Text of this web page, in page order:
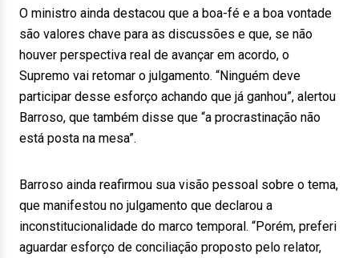
O ministro ainda destacou que a boa-fé e a boa vontade
são valores chave para as discussões e que, se não
houver perspectiva real de avançar em acordo, o
Supremo vai retomar o julgamento. “Ninguém deve
participar desse esforço achando que já ganhou”, alertou
Barroso, que também disse que “a procrastinação não
está posta na mesa”.
Barroso ainda reafirmou sua visão pessoal sobre o tema,
que manifestou no julgamento que declarou a
inconstitucionalidade do marco temporal. “Porém, preferi
aguardar esforço de conciliação proposto pelo relator,